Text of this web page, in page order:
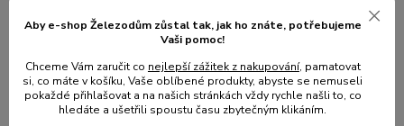
Drát napínací 3.
15mmx26m ZN
114 Kč/ks
sklad | odešleme do 2-3
prac. dnů
141 Kč/ks
sklad | odešleme do 2-3
prac. dnů
Aby e-shop Železodům zůstal tak, jak ho znáte, potřebujeme
Vaši pomoc!
Chceme Vám zaručit co nejlepší zážitek z nakupování, pamatovat
si, co máte v košíku, Vaše oblíbené produkty, abyste se nemuseli
pokaždé přihlašovat a na našich stránkách vždy rychle našli to, co
hledáte a ušetřili spoustu času zbytečným klikáním.